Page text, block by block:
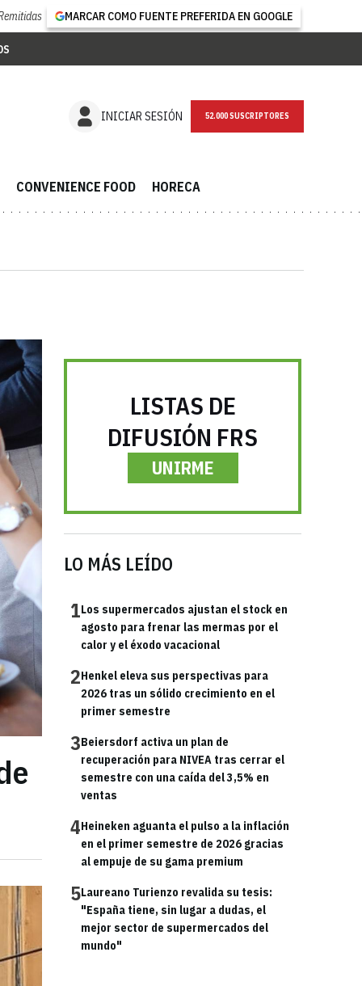
MARCAR COMO FUENTE PREFERIDA EN GOOGLE
INICIAR SESIÓN NEWSLETTER
CONVENIENCE FOOD HORECA
LISTAS DE
DIFUSIÓN FRS
UNIRME
LO MÁS LEÍDO
1Los supermercados ajustan el stock en
agosto para frenar las mermas por el
calor y el éxodo vacacional
2Henkel eleva sus perspectivas para
2026 tras un sólido crecimiento en el
primer semestre
3Beiersdorf activa un plan de
recuperación para NIVEA tras cerrar el
semestre con una caída del 3,5% en
ventas
4Heineken aguanta el pulso a la inflación
en el primer semestre de 2026 gracias
al empuje de su gama premium
5Laureano Turienzo revalida su tesis:
"España tiene, sin lugar a dudas, el
mejor sector de supermercados del
mundo"